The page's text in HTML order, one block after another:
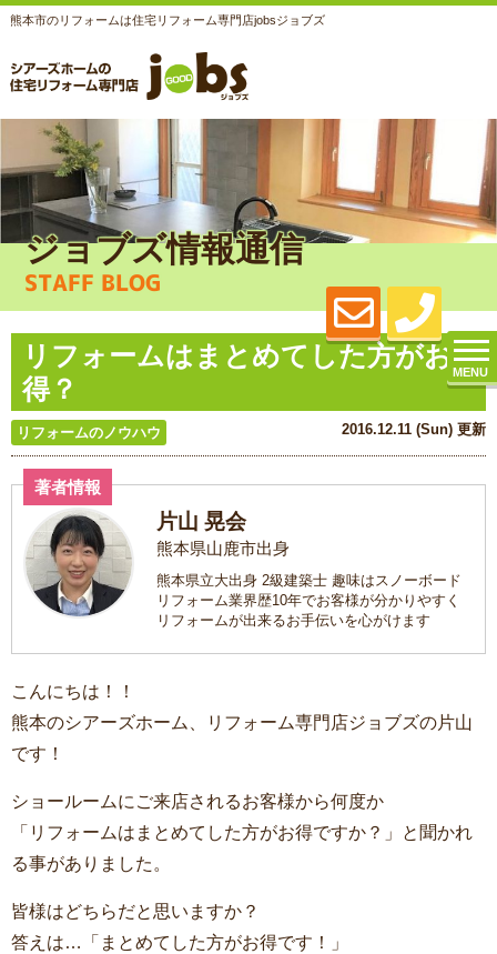
熊本市のリフォームは住宅リフォーム専門店jobsジョブズ
MENU
ジョブズ情報通信
STAFF BLOG
リフォームはまとめてした方がお
得？
リフォームのノウハウ 2016.12.11 (Sun) 更新
著者情報
片山 晃会
熊本県山鹿市出身
熊本県立大出身 2級建築士 趣味はスノーボード
リフォーム業界歴10年でお客様が分かりやすく
リフォームが出来るお手伝いを心がけます
こんにちは！！
熊本のシアーズホーム、リフォーム専門店ジョブズの片山
です！
ショールームにご来店されるお客様から何度か
「リフォームはまとめてした方がお得ですか？」と聞かれ
る事がありました。
皆様はどちらだと思いますか？
答えは…「まとめてした方がお得です！」